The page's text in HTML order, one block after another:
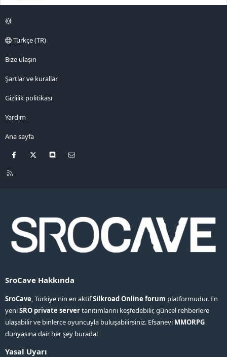
Türkçe (TR)
Bize ulaşın
Şartlar ve kurallar
Gizlilik politikası
Yardım
Ana sayfa
Facebook Discord
R
SroCave Hakkında
SroCave, Türkiye'nin en aktifSilkroad Online forum platformudur. En
yeniSRO private servertanıtımlarını keşfedebilir, güncel rehberlere
ulaşabilir ve binlerce oyuncuyla buluşabilirsiniz. Efsanevi MMORPG
dünyasına dair her şey burada!
Yasal Uyarı